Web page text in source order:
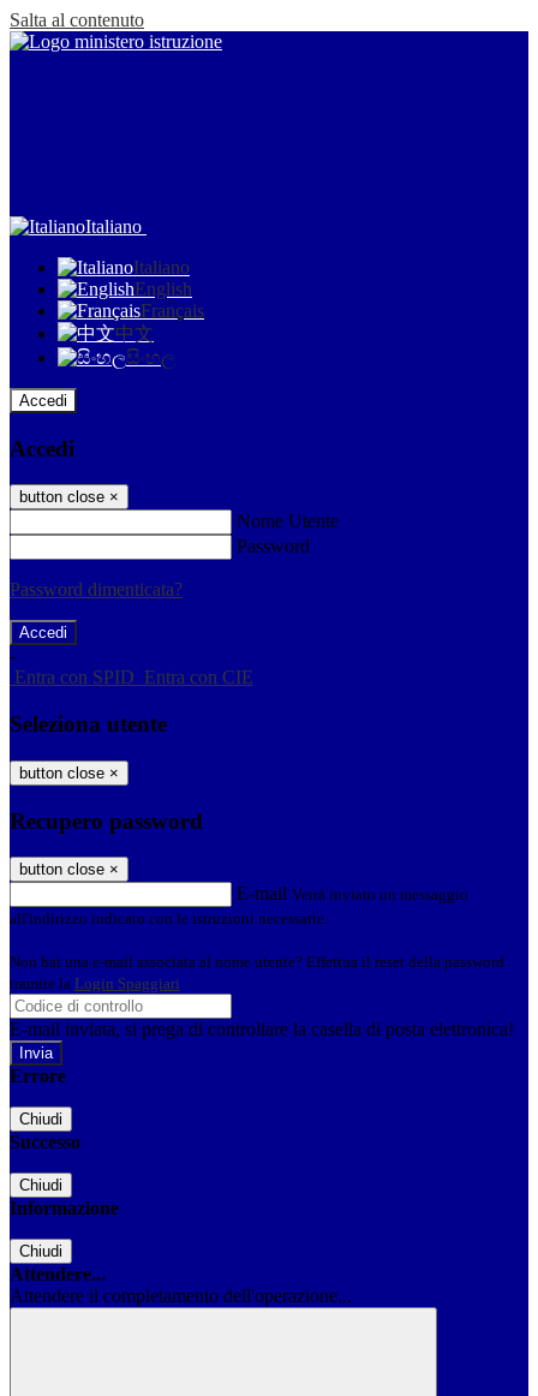
Salta al contenuto
Italiano
Italiano
English
Français
中文
සිංහල
Accedi
Accedi
button close ×
Nome Utente
Password
Password dimenticata?
-
Entra con SPID Entra con CIE
Seleziona utente
button close ×
Recupero password
button close ×
E-mail Verrà inviato un messaggio
all'indirizzo indicato con le istruzioni necessarie.
Non hai una e-mail associata al nome utente? Effettua il reset della password
tramite la Login Spaggiari
E-mail inviata, si prega di controllare la casella di posta elettronica!
Errore
Chiudi
Successo
Chiudi
Informazione
Chiudi
Attendere...
Attendere il completamento dell'operazione...